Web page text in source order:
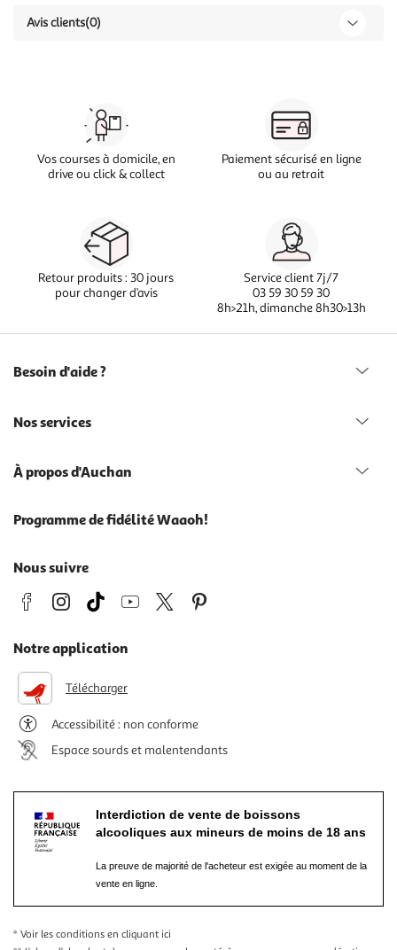
Avis clients(0)
Vos courses à domicile, en
drive ou click & collect
Paiement sécurisé en ligne
ou au retrait
Retour produits : 30 jours
pour changer d’avis
Service client 7j/7
03 59 30 59 30
8h>21h, dimanche 8h30>13h
Besoin d'aide ?
Nos services
À propos d'Auchan
Programme de fidélité Waaoh!
Nous suivre
Notre application
Télécharger
Accessibilité : non conforme
Espace sourds et malentendants
Interdiction de vente de boissons
alcooliques aux mineurs de moins de 18 ans
La preuve de majorité de l'acheteur est exigée au moment de la
vente en ligne.
* Voir les conditions en cliquant ici